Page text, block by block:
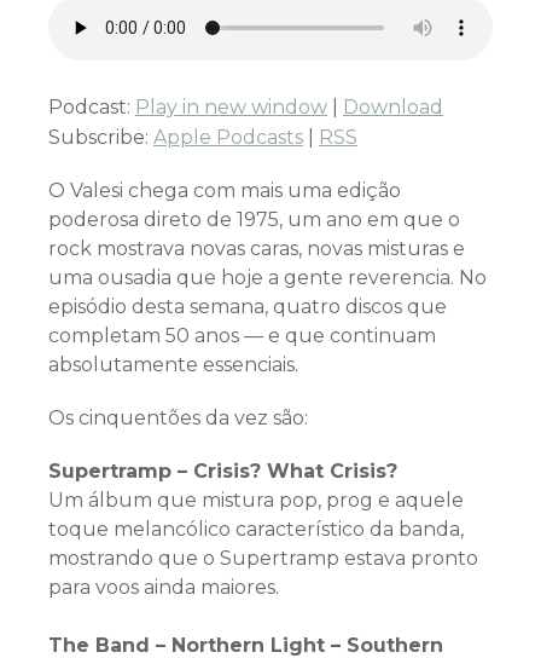
Podcast: Play in new window
Download
Subscribe: Apple Podcasts RSS
O Valesi chega com mais uma edição
poderosa direto de 1975, um ano em que o
rock mostrava novas caras, novas misturas e
uma ousadia que hoje a gente reverencia. No
episódio desta semana, quatro discos que
completam 50 anos — e que continuam
absolutamente essenciais.
Os cinquentões da vez são:
Supertramp – Crisis? What Crisis?
Um álbum que mistura pop, prog e aquele
toque melancólico característico da banda,
mostrando que o Supertramp estava pronto
para voos ainda maiores.
The Band – Northern Light – Southern